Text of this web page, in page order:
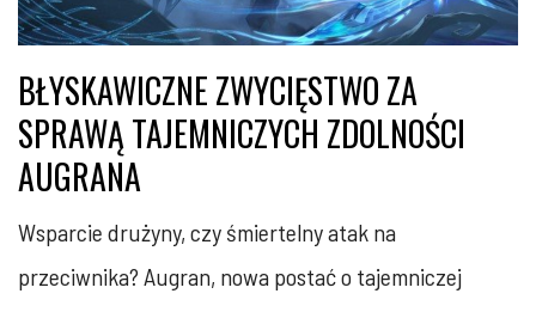
BŁYSKAWICZNE ZWYCIĘSTWO ZA
SPRAWĄ TAJEMNICZYCH ZDOLNOŚCI
AUGRANA
Wsparcie drużyny, czy śmiertelny atak na
przeciwnika? Augran, nowa postać o tajemniczej